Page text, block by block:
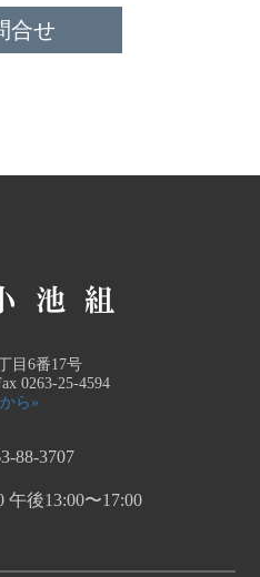
合せ
目6番17号
0263-25-4594
ら»
88-3707
午後13:00〜17:00